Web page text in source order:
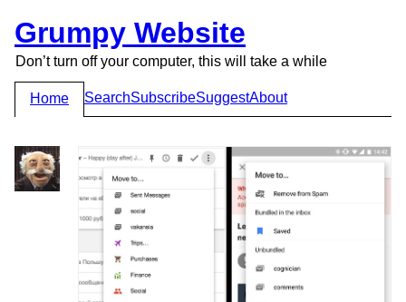
Grumpy Website
Don’t turn off your computer, this will take a while
Home SearchSubscribeSuggestAbout